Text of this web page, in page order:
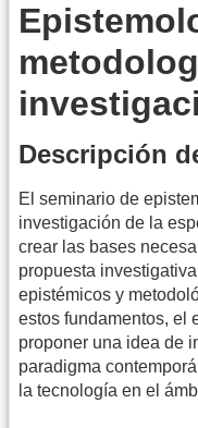
Descripción
El seminario de
investigación de la
crear las bases
propuesta
epistémicos y
estos fundamentos, el
proponer una idea de
paradigma
la tecnología en el